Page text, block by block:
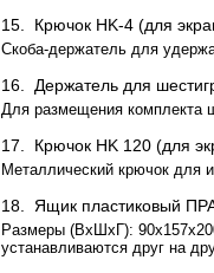
15. Крючок HK-4 (для
Скоба-держатель для
16. Держатель для
Для размещения комплекта
17. Крючок HK 120 (для
Металлический крючок для
18. Ящик пластиковый
Размеры (ВхШхГ):
устанавливаются друг на